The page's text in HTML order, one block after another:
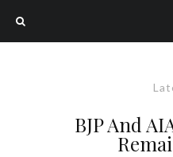
BJP And